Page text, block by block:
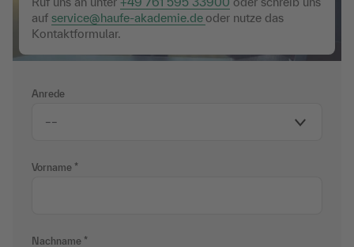
Anrede
Vorname
Nachname
auf service@haufe-akademie.de oder nutze das
Kontaktformular.